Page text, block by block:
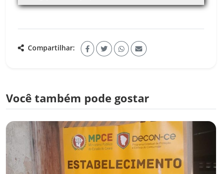
Compartilhar:
Você também pode gostar